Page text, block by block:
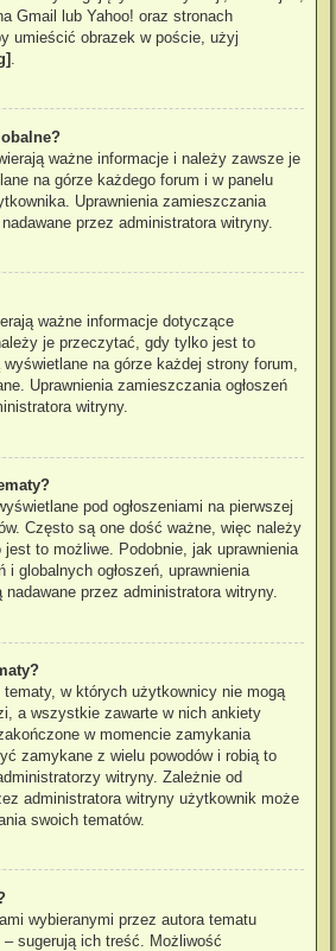
Gmail lub Yahoo! oraz stronach
umieścić obrazek w poście, użyj
ważne informacje i należy zawsze je
na górze każdego forum i w panelu
Uprawnienia zamieszczania
przez administratora witryny.
ważne informacje dotyczące
je przeczytać, gdy tylko jest to
wyświetlane na górze każdej strony forum,
Uprawnienia zamieszczania ogłoszeń
witryny.
pod ogłoszeniami na pierwszej
Często są one dość ważne, więc należy
to możliwe. Podobnie, jak uprawnienia
i globalnych ogłoszeń, uprawnienia
przez administratora witryny.
w których użytkownicy nie mogą
a wszystkie zawarte w nich ankiety
w momencie zamykania
zamykane z wielu powodów i robią to
witryny. Zależnie od
administratora witryny użytkownik może
swoich tematów.
wybieranymi przez autora tematu
sugerują ich treść. Możliwość